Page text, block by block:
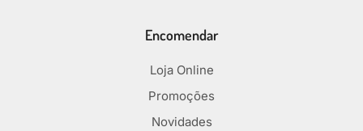
Encomendar
Loja Online
Promoções
Novidades